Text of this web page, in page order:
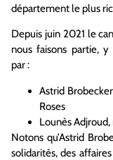
département le plus
Depuis juin 2021 le
nous faisons partie,
par :
Astrid
Roses
Lounès
Notons qu’Astrid
solidarités, des